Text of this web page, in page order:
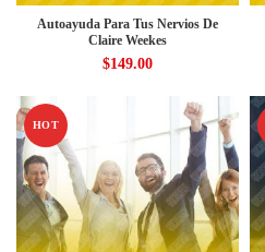
Autoayuda Para Tus Nervios De
Claire Weekes
$149.00
HOT